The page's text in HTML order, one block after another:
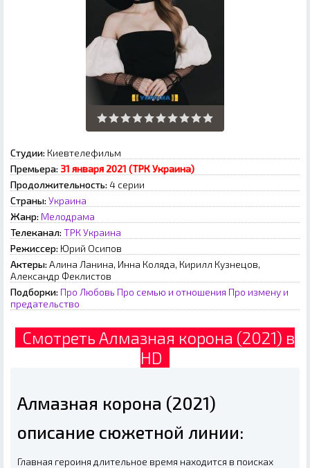
Студии: Киевтелефильм
Премьера: 31 января 2021 (ТРК Украина)
Продолжительность: 4 серии
Страны: Украина
Жанр: Мелодрама
Телеканал: ТРК Украина
Режиссер: Юрий Осипов
Актеры: Алина Ланина, Инна Коляда, Кирилл Кузнецов,
Александр Феклистов
Подборки: Про Любовь Про семью и отношения Про измену и
предательство
Смотреть Алмазная корона (2021) в
HD
Алмазная корона (2021)
описание сюжетной линии:
Главная героиня длительное время находится в поисках